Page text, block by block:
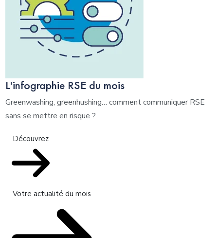
L'infographie RSE du mois
Greenwashing, greenhushing… comment communiquer RSE
sans se mettre en risque ?
Découvrez
Votre actualité du mois